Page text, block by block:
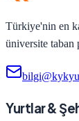
Türkiye'nin en
üniversite taban
Yurtlar &